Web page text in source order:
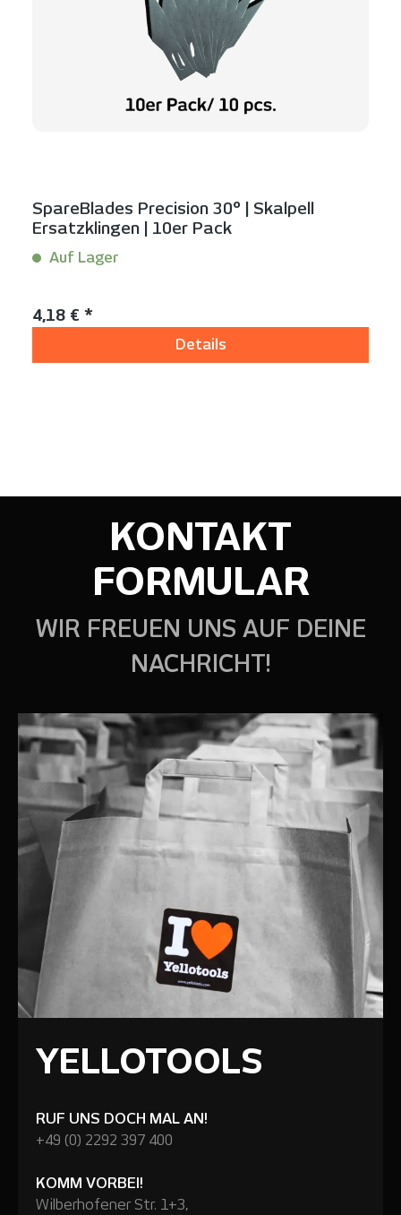
SpareBlades Precision 30° | Skalpell
Ersatzklingen | 10er Pack
Auf Lager
Regulärer Preis:
4,18 € *
Details
KONTAKT
FORMULAR
WIR FREUEN UNS AUF DEINE
NACHRICHT!
YELLOTOOLS
RUF UNS DOCH MAL AN!
+49 (0) 2292 397 400
KOMM VORBEI!
Wilberhofener Str. 1+3,